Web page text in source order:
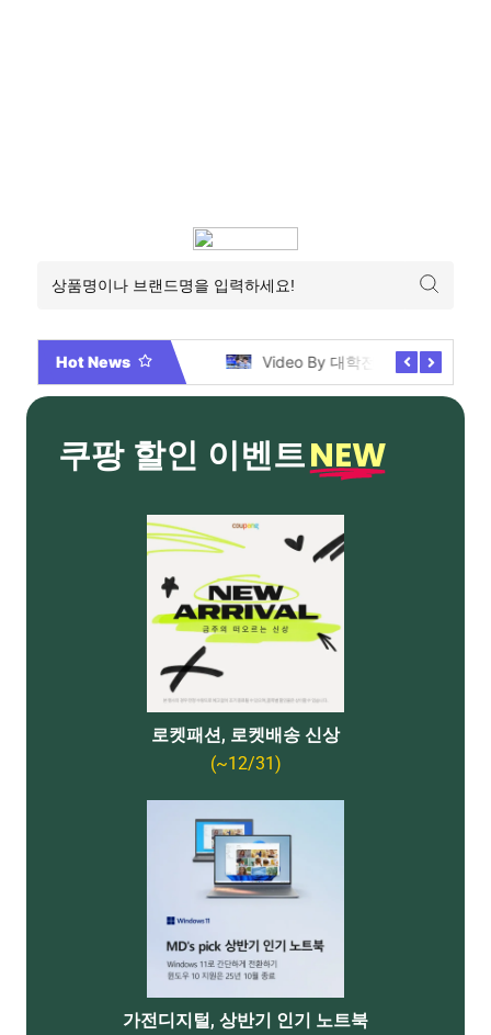
Hot News Video By 대학전쟁 시즌 3 전편 공개 완료!
쿠팡 할인 이벤트NEW
로켓패션, 로켓배송 신상
(~12/31)
가전디지털, 상반기 인기 노트북